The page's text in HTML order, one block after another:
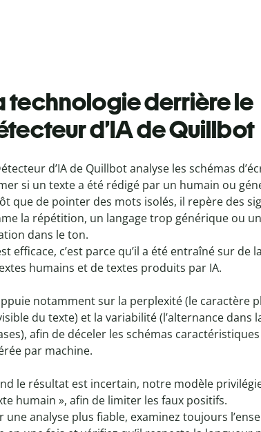
technologie derrière le
d’IA de Quillbot
d’IA de Quillbot analyse les schémas
si un texte a été rédigé par un humain ou
que de pointer des mots isolés, il repère des
la répétition, un langage trop générique ou
dans le ton.
efficace, c’est parce qu’il a été entraîné sur de
humains et de textes produits par IA.
notamment sur la perplexité (le caractère
du texte) et la variabilité (l’alternance dans
afin de déceler les schémas
par machine.
le résultat est incertain, notre modèle
humain », afin de limiter les faux positifs.
une analyse plus fiable, examinez toujours